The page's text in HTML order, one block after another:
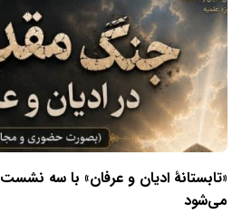
«تابستانهٔ ادیان و عرفان» با سه
می‌شود